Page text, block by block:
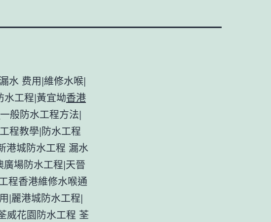
水 费用|維修水喉|
水工程|黃宜坳香港
一般防水工程方法|
程教學|防水工程
港城防水工程 漏水
場防水工程|天晉
程香港維修水喉通
|麗港城防水工程|
威花園防水工程 荃